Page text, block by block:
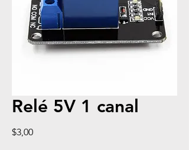
Relé 5V 1 canal
$3,00Precio